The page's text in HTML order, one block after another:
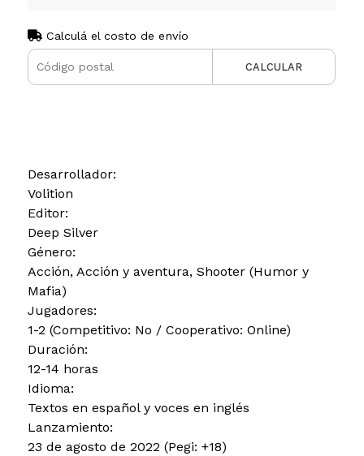
Calculá el costo de envío
CALCULAR
Desarrollador:
Volition
Editor:
Deep Silver
Género:
Acción, Acción y aventura, Shooter (Humor y
Mafia)
Jugadores:
1-2 (Competitivo: No / Cooperativo: Online)
Duración:
12-14 horas
Idioma:
Textos en español y voces en inglés
Lanzamiento:
23 de agosto de 2022 (Pegi: +18)